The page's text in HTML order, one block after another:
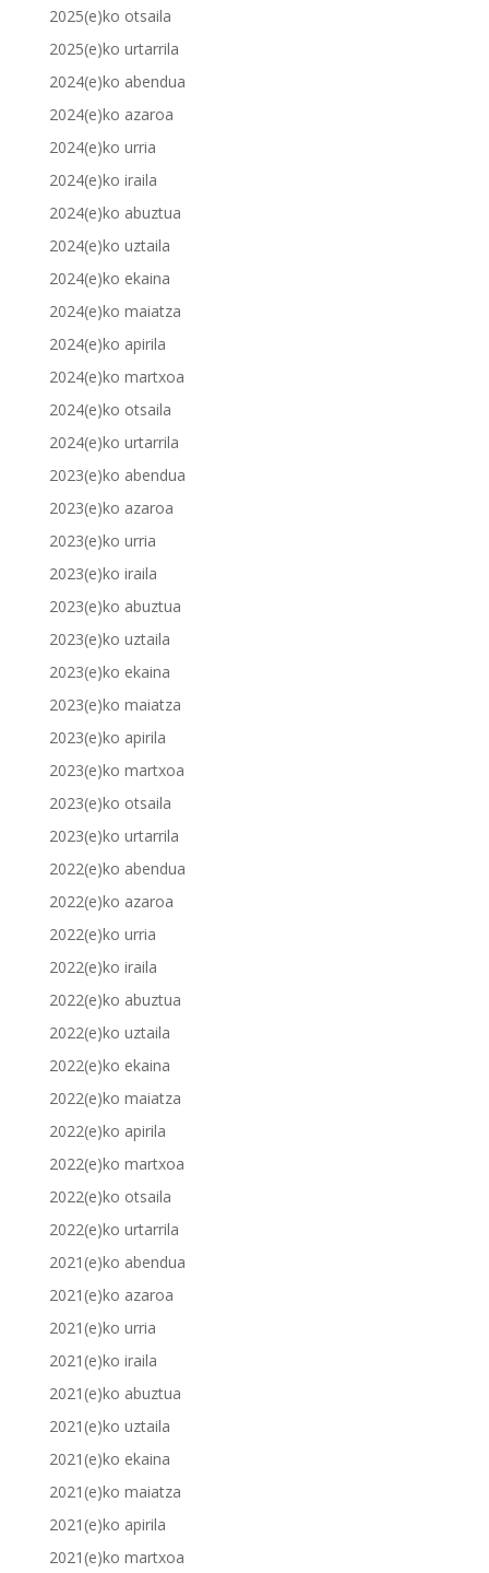
2025(e)ko otsaila
2025(e)ko urtarrila
2024(e)ko abendua
2024(e)ko azaroa
2024(e)ko urria
2024(e)ko iraila
2024(e)ko abuztua
2024(e)ko uztaila
2024(e)ko ekaina
2024(e)ko maiatza
2024(e)ko apirila
2024(e)ko martxoa
2024(e)ko otsaila
2024(e)ko urtarrila
2023(e)ko abendua
2023(e)ko azaroa
2023(e)ko urria
2023(e)ko iraila
2023(e)ko abuztua
2023(e)ko uztaila
2023(e)ko ekaina
2023(e)ko maiatza
2023(e)ko apirila
2023(e)ko martxoa
2023(e)ko otsaila
2023(e)ko urtarrila
2022(e)ko abendua
2022(e)ko azaroa
2022(e)ko urria
2022(e)ko iraila
2022(e)ko abuztua
2022(e)ko uztaila
2022(e)ko ekaina
2022(e)ko maiatza
2022(e)ko apirila
2022(e)ko martxoa
2022(e)ko otsaila
2022(e)ko urtarrila
2021(e)ko abendua
2021(e)ko azaroa
2021(e)ko urria
2021(e)ko iraila
2021(e)ko abuztua
2021(e)ko uztaila
2021(e)ko ekaina
2021(e)ko maiatza
2021(e)ko apirila
2021(e)ko martxoa